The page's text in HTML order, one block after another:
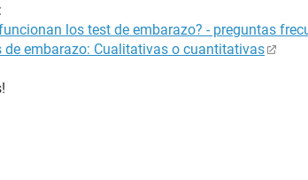
los test de embarazo? - preguntas
de embarazo: Cualitativas o cuantitativas